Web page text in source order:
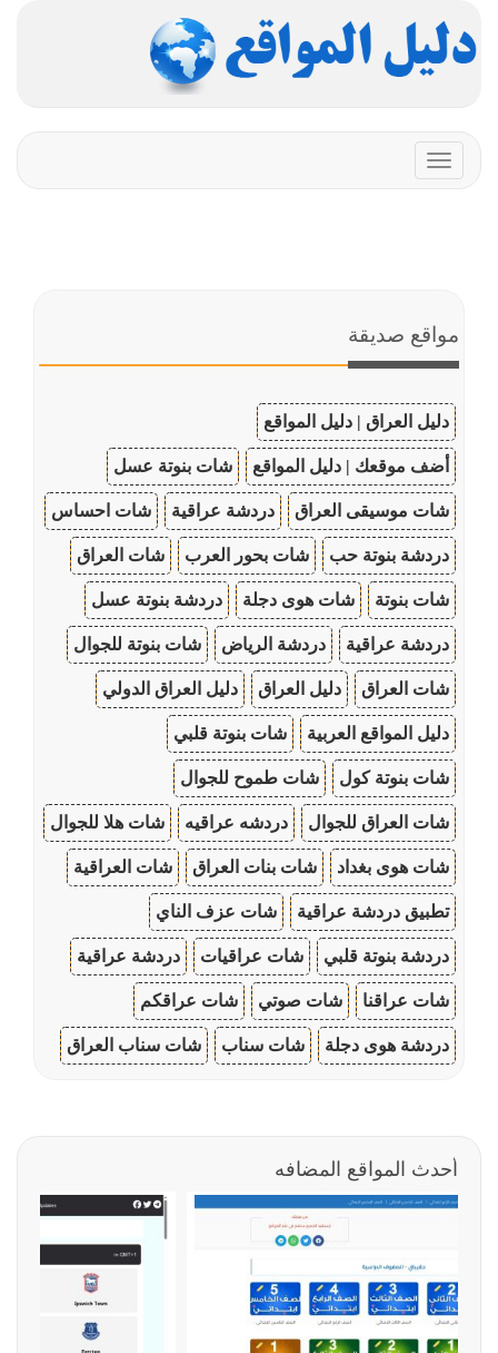
Toggle
navigation
مواقع صديقة
دليل العراق | دليل المواقع
أضف موقعك | دليل المواقع شات بنوتة عسل
شات موسيقى العراق دردشة عراقية شات احساس
دردشة بنوتة حب شات بحور العرب شات العراق
شات بنوتة شات هوى دجلة دردشة بنوتة عسل
دردشة عراقية دردشة الرياض شات بنوتة للجوال
شات العراق دليل العراق دليل العراق الدولي
دليل المواقع العربية شات بنوتة قلبي
شات بنوتة كول شات طموح للجوال
شات العراق للجوال دردشه عراقيه شات هلا للجوال
شات هوى بغداد شات بنات العراق شات العراقية
تطبيق دردشة عراقية شات عزف الناي
دردشة بنوتة قلبي شات عراقيات دردشة عراقية
شات عراقنا شات صوتي شات عراقكم
دردشة هوى دجلة شات سناب شات سناب العراق
أحدث المواقع المضافه